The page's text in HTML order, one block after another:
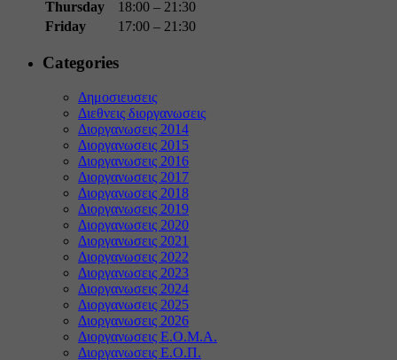
Thursday
18:00 – 21:30
Friday
17:00 – 21:30
Categories
Δημοσιευσεις
Διεθνεις διοργανωσεις
Διοργανωσεις 2014
Διοργανωσεις 2015
Διοργανωσεις 2016
Διοργανωσεις 2017
Διοργανωσεις 2018
Διοργανωσεις 2019
Διοργανωσεις 2020
Διοργανωσεις 2021
Διοργανωσεις 2022
Διοργανωσεις 2023
Διοργανωσεις 2024
Διοργανωσεις 2025
Διοργανωσεις 2026
Διοργανωσεις Ε.Ο.Μ.Α.
Διοργανωσεις Ε.Ο.Π.